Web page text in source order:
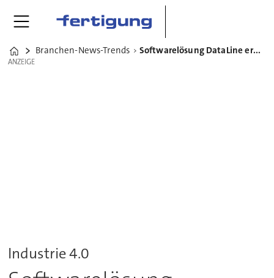
Home
Branchen-News-Trends Softwarelösung DataLine erhält AMB-Innovations-Award
ANZEIGE
ANZEIGE
Industrie 4.0